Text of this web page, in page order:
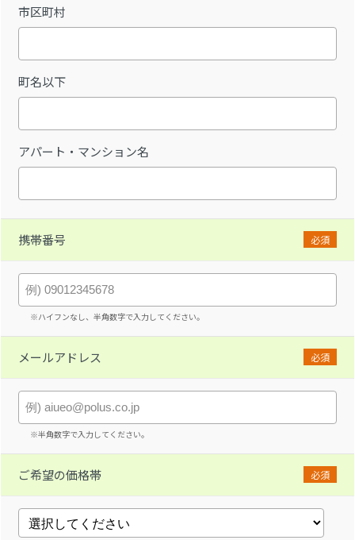
市区町村
町名以下
アパート・マンション名
携帯番号 必須
※ハイフンなし、半角数字で入力してください。
メールアドレス 必須
※半角数字で入力してください。
ご希望の価格帯 必須